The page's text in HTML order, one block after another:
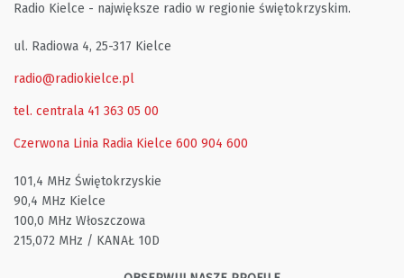
Radio Kielce - największe radio w regionie świętokrzyskim.
ul. Radiowa 4, 25-317 Kielce
radio@radiokielce.pl
tel. centrala 41 363 05 00
Czerwona Linia Radia Kielce 600 904 600
101,4 MHz Świętokrzyskie
90,4 MHz Kielce
100,0 MHz Włoszczowa
215,072 MHz / KANAŁ 10D